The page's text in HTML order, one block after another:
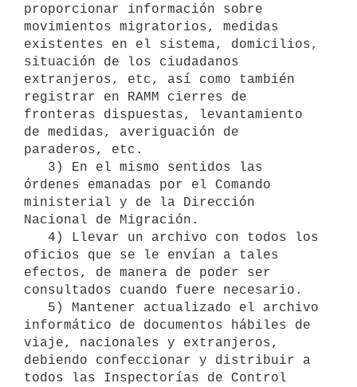
proporcionar información sobre
movimientos migratorios, medidas
existentes en el sistema, domicilios,
situación de los ciudadanos
extranjeros, etc, así como también
registrar en RAMM cierres de
fronteras dispuestas, levantamiento
de medidas, averiguación de
paraderos, etc.
órdenes emanadas por el Comando
ministerial y de la Dirección
Nacional de Migración.
oficios que se le envían a tales
efectos, de manera de poder ser
consultados cuando fuere necesario.
informático de documentos hábiles de
viaje, nacionales y extranjeros,
debiendo confeccionar y distribuir a
todos las Inspectorías de Control